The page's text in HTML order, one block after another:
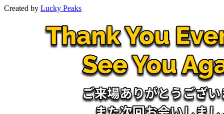
Created by Lucky Peaks